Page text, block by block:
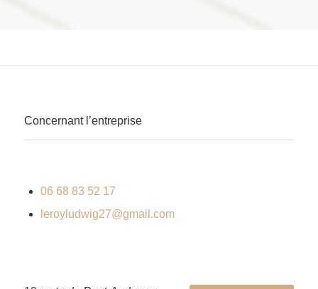
Concernant l’entreprise
06 68 83 52 17
leroyludwig27@gmail.com